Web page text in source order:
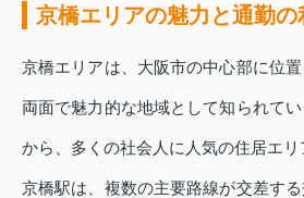
京橋エリアの魅力と通勤の
京橋エリアは、大阪市の中心部に位
両面で魅力的な地域として知られて
から、多くの社会人に人気の住居エリ
京橋駅は、複数の主要路線が交差す